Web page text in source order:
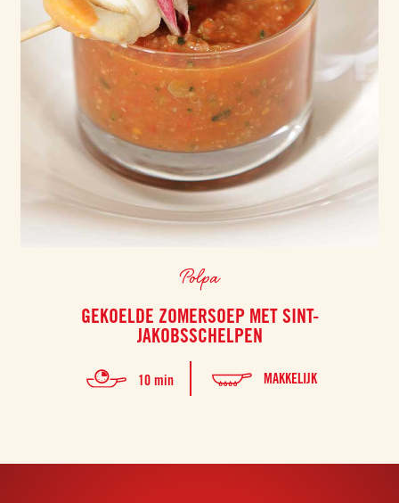
Polpa
GEKOELDE ZOMERSOEP MET SINT-
JAKOBSSCHELPEN
10 min MAKKELIJK